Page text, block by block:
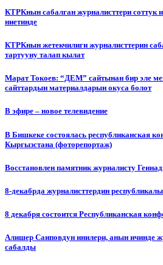
КТРКнын сабалган журналисттери соттук
ниетинде
КТРКнын жетекчилиги журналисттерин
тартууну талап кылат
Марат Токоев: “ДЕМ” сайтынан бир эле
сайттардын материалдарын окуса болот
В эфире – новое телевидение
В Бишкеке состоялась республиканская
Кыргызстана (фоторепортаж)
Восстановлен памятник журналисту
8-декабрда журналисттердин
8 декабря состоится Республиканская
Алишер Саиповдун инилери, анын ичинде
сабалды